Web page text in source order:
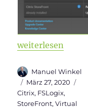
„Citrix Virtual
weiterlesen
Autor
Manuel Winkel
Veröffentlicht
am
März 27, 2020
Citrix, FSLogix,
StoreFront,Virtual